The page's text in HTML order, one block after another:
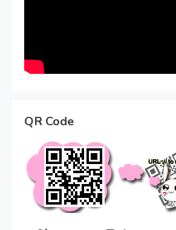
QR Code